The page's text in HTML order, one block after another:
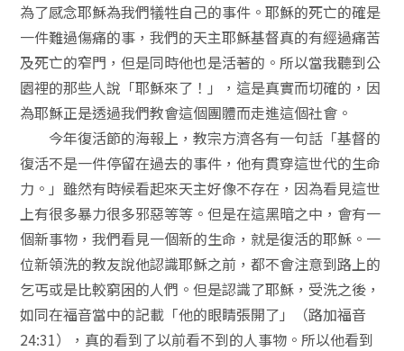
為了感念耶穌為我們犠牲自己的事件。耶穌的死亡的確是
一件難過傷痛的事，我們的天主耶穌基督真的有經過痛苦
及死亡的窄門，但是同時他也是活著的。所以當我聽到公
園裡的那些人說「耶穌來了！」，這是真實而切確的，因
為耶穌正是透過我們教會這個團體而走進這個社會。
今年復活節的海報上，教宗方濟各有一句話「基督的
復活不是一件停留在過去的事件，他有貫穿這世代的生命
力。」雖然有時候看起來天主好像不存在，因為看見這世
上有很多暴力很多邪惡等等。但是在這黑暗之中，會有一
個新事物，我們看見一個新的生命，就是復活的耶穌。一
位新領洗的教友說他認識耶穌之前，都不會注意到路上的
乞丐或是比較窮困的人們。但是認識了耶穌，受洗之後，
如同在福音當中的記載「他的眼睛張開了」（路加福音
24:31），真的看到了以前看不到的人事物。所以他看到